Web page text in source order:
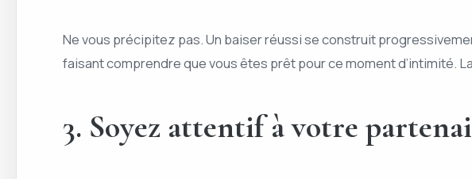
Ne vous précipitez pas. Un baiser réussi se construit
faisant comprendre que vous êtes prêt pour ce moment d’intimité.
3. Soyez attentif à votre